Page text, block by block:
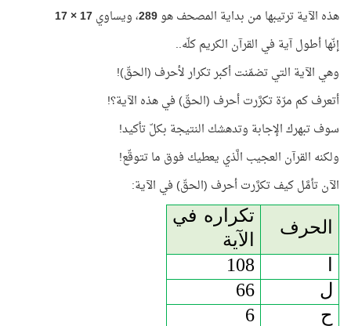
هذه الآية ترتيبها من بداية المصحف هو289، ويساوي17 × 17
إنّها أطول آية في القرآن الكريم كلّه..
وهي الآية التي تضمّنت أكبر تكرار لأحرف (الحقّ)!
أتعرف كم مرّة تكرَّرت أحرف (الحقّ) في هذه الآية؟!
سوف تبهرك الإجابة وتدهشك النتيجة بكلّ تأكيد!
ولكنه القرآن العجيب الَّذي يعطيك فوق ما تتوقّع!
الآن تأمَّل كيف تكرَّرت أحرف (الحقّ) في الآية:
الحرف
تكراره في
الآية
108
ل
66
ح
6